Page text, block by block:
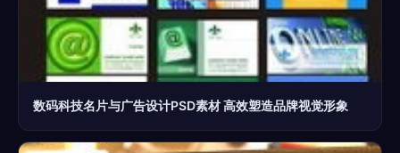
数码科技名片与广告设计PSD素材 高效塑造品牌视觉形象